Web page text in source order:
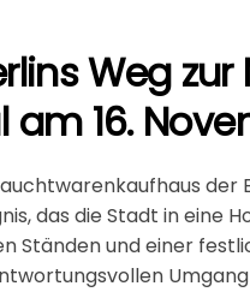
Weg
am 16.
der
das die Stadt in eine
Ständen und einer